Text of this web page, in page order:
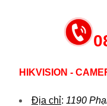
HIKVISION -
Địa chỉ: 1190